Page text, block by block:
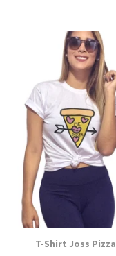
T-Shirt Joss Pizza